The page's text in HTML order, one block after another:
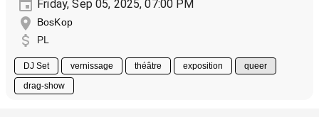
Friday, Sep 05, 2025, 07:00 PM
BosKop
PL
DJ Set vernissage théâtre exposition
queer
drag-show